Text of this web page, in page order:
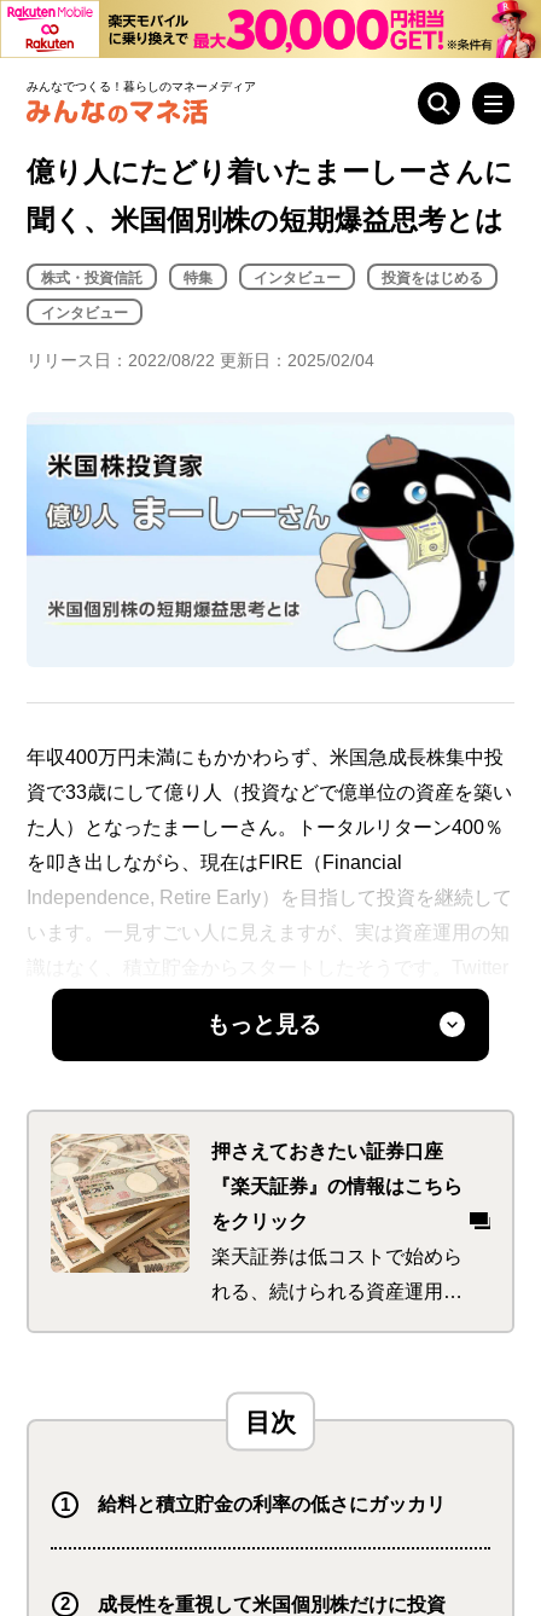
みんなでつくる！暮らしのマネーメディア
億り人にたどり着いたまーしーさんに
聞く、米国個別株の短期爆益思考とは
株式・投資信託 特集 インタビュー 投資をはじめる
インタビュー
リリース日：2022/08/22 更新日：2025/02/04
年収400万円未満にもかかわらず、米国急成長株集中投
資で33歳にして億り人（投資などで億単位の資産を築い
た人）となったまーしーさん。トータルリターン400％
を叩き出しながら、現在はFIRE（Financial
Independence, Retire Early）を目指して投資を継続して
います。一見すごい人に見えますが、実は資産運用の知
フォロワー5万4,000人超え、「米国株投資で爆速1億
円」を出版するなどインフルエンサーでもあるまーしー
もっと見る
押さえておきたい証券口座
『楽天証券』の情報はこちら
をクリック
楽天証券は低コストで始めら
れる、続けられる資産運用の
サポートが特徴。 初めてで
天ポイントをゲットできるサ
ービスも。 さらに楽天ポイ
市場でのお買い物時のポイン
給料と積立貯金の利率の低さにガッカリ
成長性を重視して米国個別株だけに投資